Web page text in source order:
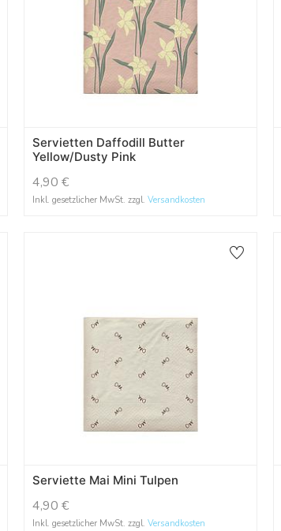
Servietten Daffodill Butter
Yellow/Dusty Pink
4,90 €
Inkl. gesetzlicher MwSt. zzgl.Versandkosten
Serviette Mai Mini Tulpen
4,90 €
Inkl. gesetzlicher MwSt. zzgl.Versandkosten